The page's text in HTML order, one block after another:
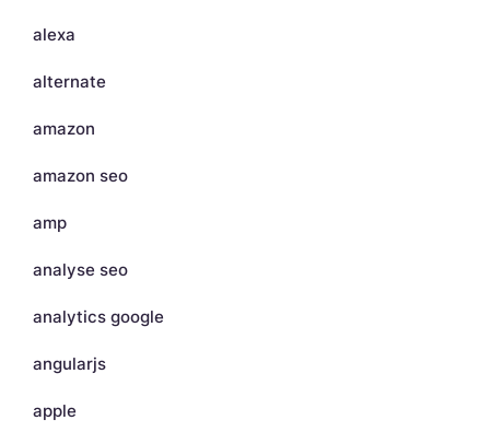
alexa
alternate
amazon
amazon seo
amp
analyse seo
analytics google
angularjs
apple